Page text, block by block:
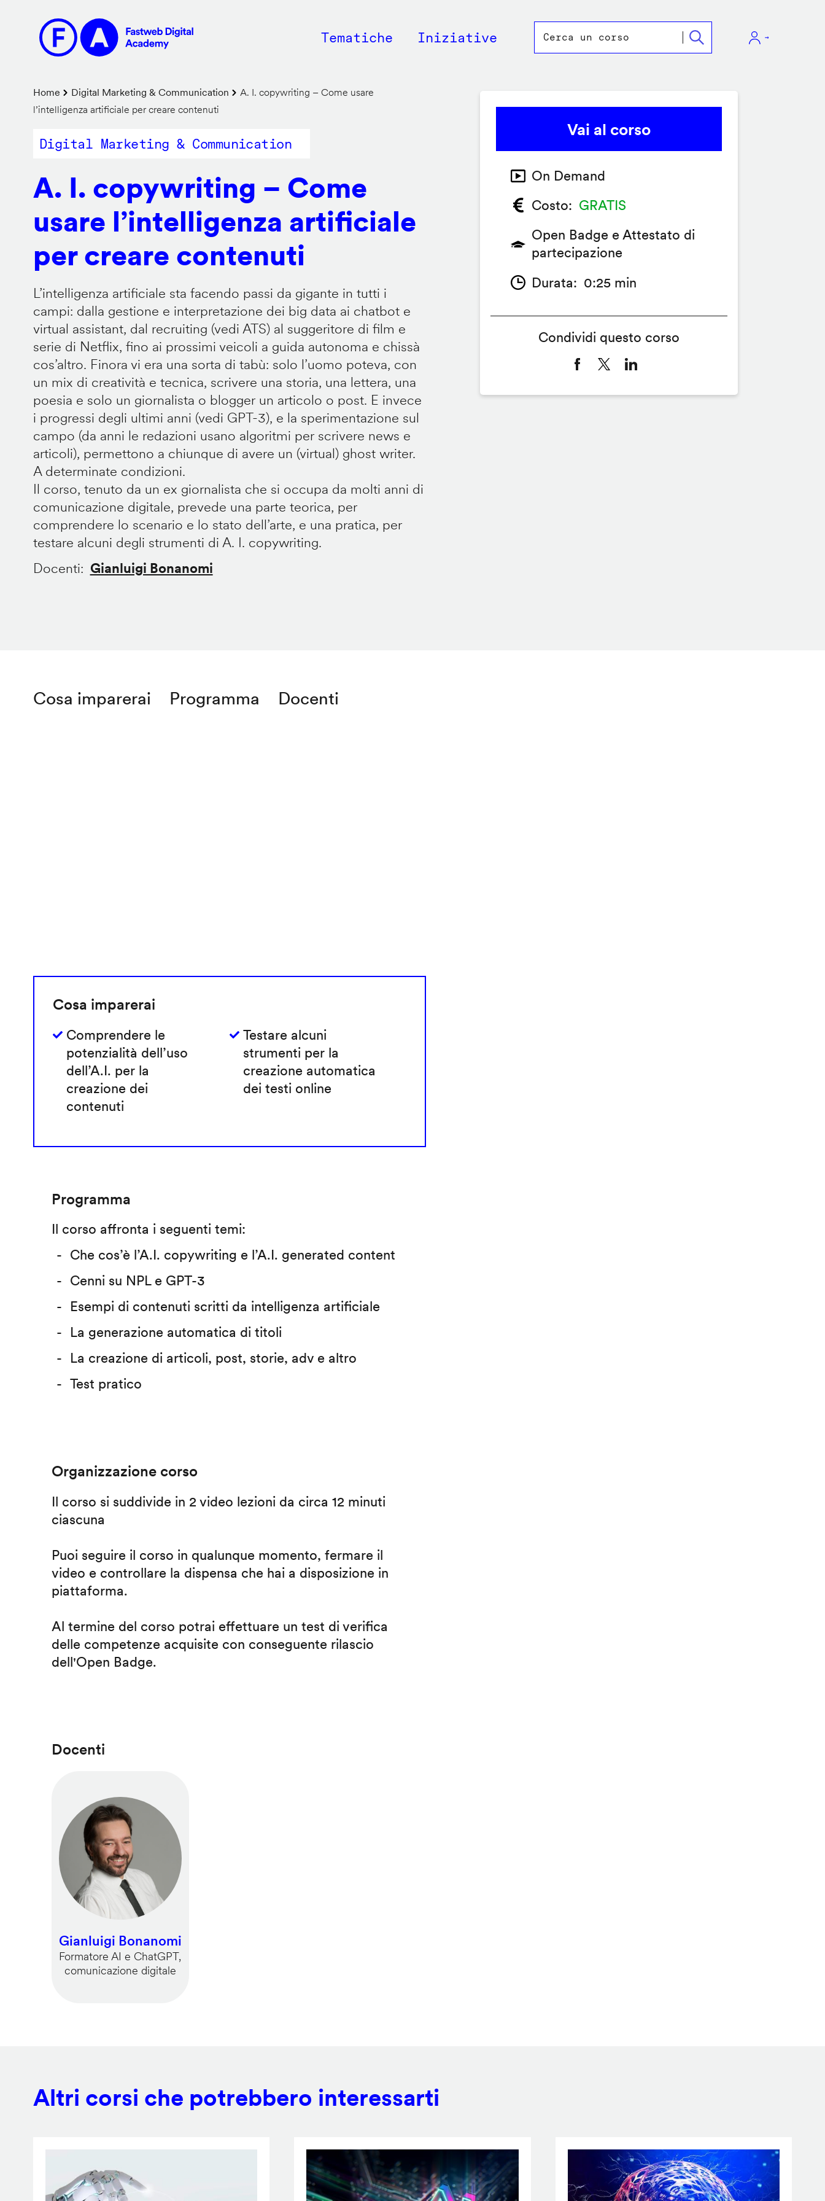
contenuto
principale
Main
Tematiche Iniziative
Briciole
di
pane
Home Digital Marketing & Communication
A. I. copywriting – Come usare
l’intelligenza artificiale per creare contenuti
Digital Marketing & Communication
A. I. copywriting – Come
usare l’intelligenza artificiale
per creare contenuti
L’intelligenza artificiale sta facendo passi da gigante in tutti i
campi: dalla gestione e interpretazione dei big data ai chatbot e
virtual assistant, dal recruiting (vedi ATS) al suggeritore di film e
serie di Netflix, fino ai prossimi veicoli a guida autonoma e chissà
cos’altro. Finora vi era una sorta di tabù: solo l’uomo poteva, con
un mix di creatività e tecnica, scrivere una storia, una lettera, una
poesia e solo un giornalista o blogger un articolo o post. E invece
i progressi degli ultimi anni (vedi GPT-3), e la sperimentazione sul
campo (da anni le redazioni usano algoritmi per scrivere news e
articoli), permettono a chiunque di avere un (virtual) ghost writer.
A determinate condizioni.
Il corso, tenuto da un ex giornalista che si occupa da molti anni di
comunicazione digitale, prevede una parte teorica, per
comprendere lo scenario e lo stato dell’arte, e una pratica, per
testare alcuni degli strumenti di A. I. copywriting.
Docenti
Gianluigi Bonanomi
Cosa imparerai Programma Docenti
Cosa imparerai
Comprendere le
potenzialità dell’uso
dell’A.I. per la
creazione dei
contenuti
Testare alcuni
strumenti per la
creazione automatica
dei testi online
Programma
Il corso affronta i seguenti temi:
Che cos’è l’A.I. copywriting e l’A.I. generated content
Cenni su NPL e GPT-3
Esempi di contenuti scritti da intelligenza artificiale
La generazione automatica di titoli
La creazione di articoli, post, storie, adv e altro
Test pratico
Organizzazione corso
Il corso si suddivide in 2 video lezioni da circa 12 minuti
ciascuna
Puoi seguire il corso in qualunque momento, fermare il
video e controllare la dispensa che hai a disposizione in
piattaforma.
Al termine del corso potrai effettuare un test di verifica
delle competenze acquisite con conseguente rilascio
dell'Open Badge.
Docenti
Gianluigi Bonanomi
Formatore AI e ChatGPT,
comunicazione digitale
Vai al corso
On Demand
Costo
GRATIS
Open Badge e Attestato di
partecipazione
Durata
0:25 min
Condividi questo corso
Altri corsi che potrebbero interessarti